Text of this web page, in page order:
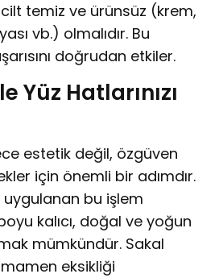
temiz ve ürünsüz (krem,
vb.) olmalıdır. Bu
doğrudan etkiler.
Yüz Hatlarınızı
estetik değil, özgüven
için önemli bir adımdır.
bu işlem
kalıcı, doğal ve yoğun
mümkündür. Sakal
eksikliği